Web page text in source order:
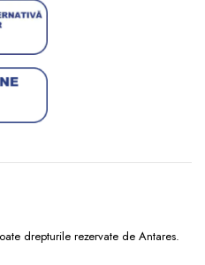
drepturile rezervate de Antares.